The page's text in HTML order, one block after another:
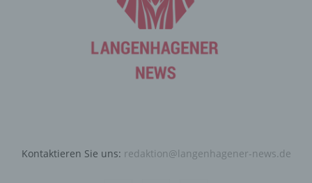
Kontaktieren Sie uns: redaktion@langenhagener-news.de
die für die Registrierung verwendet wird. Die von der
betroffenen Person eingegebenen personenbezogenen
bei dem für die Verarbeitung Verantwortlichen und für
eigene Zwecke erhoben und gespeichert. Der für die
Verarbeitung Verantwortliche kann die Weitergabe an
Verantwortlichen zuzurechnen ist, nutzt.